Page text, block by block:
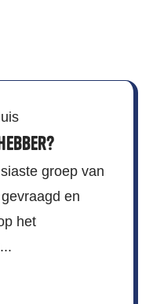
groep van
en
het